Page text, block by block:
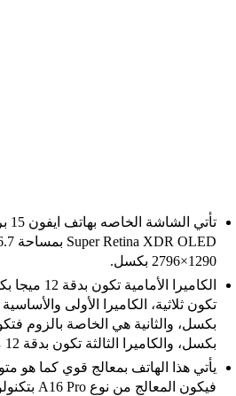
1290×2796 بكسل.
الكاميرا
بكسل، والكاميرا الثالثة تكون بدقة 12 ميجا بكسل.
يأتي هذا الهاتف بمعالج قوي كما هو